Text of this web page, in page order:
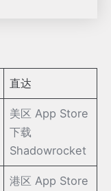
直达
美区 App Store
下载
Shadowrocket
港区 App Store